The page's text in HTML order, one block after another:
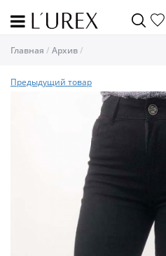
Главная Архив
Предыдущий товар